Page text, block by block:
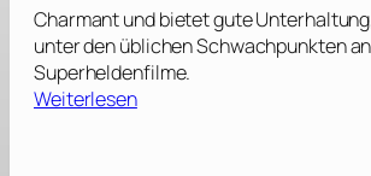
c
e
L
e
Charmant und bietet gute
unter den üblichen Schwachpunkten
Superheldenfilme.
Weiterlesen: